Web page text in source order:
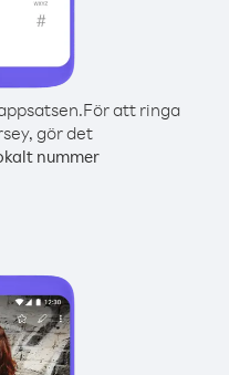
För att ringa
gör det
nummer